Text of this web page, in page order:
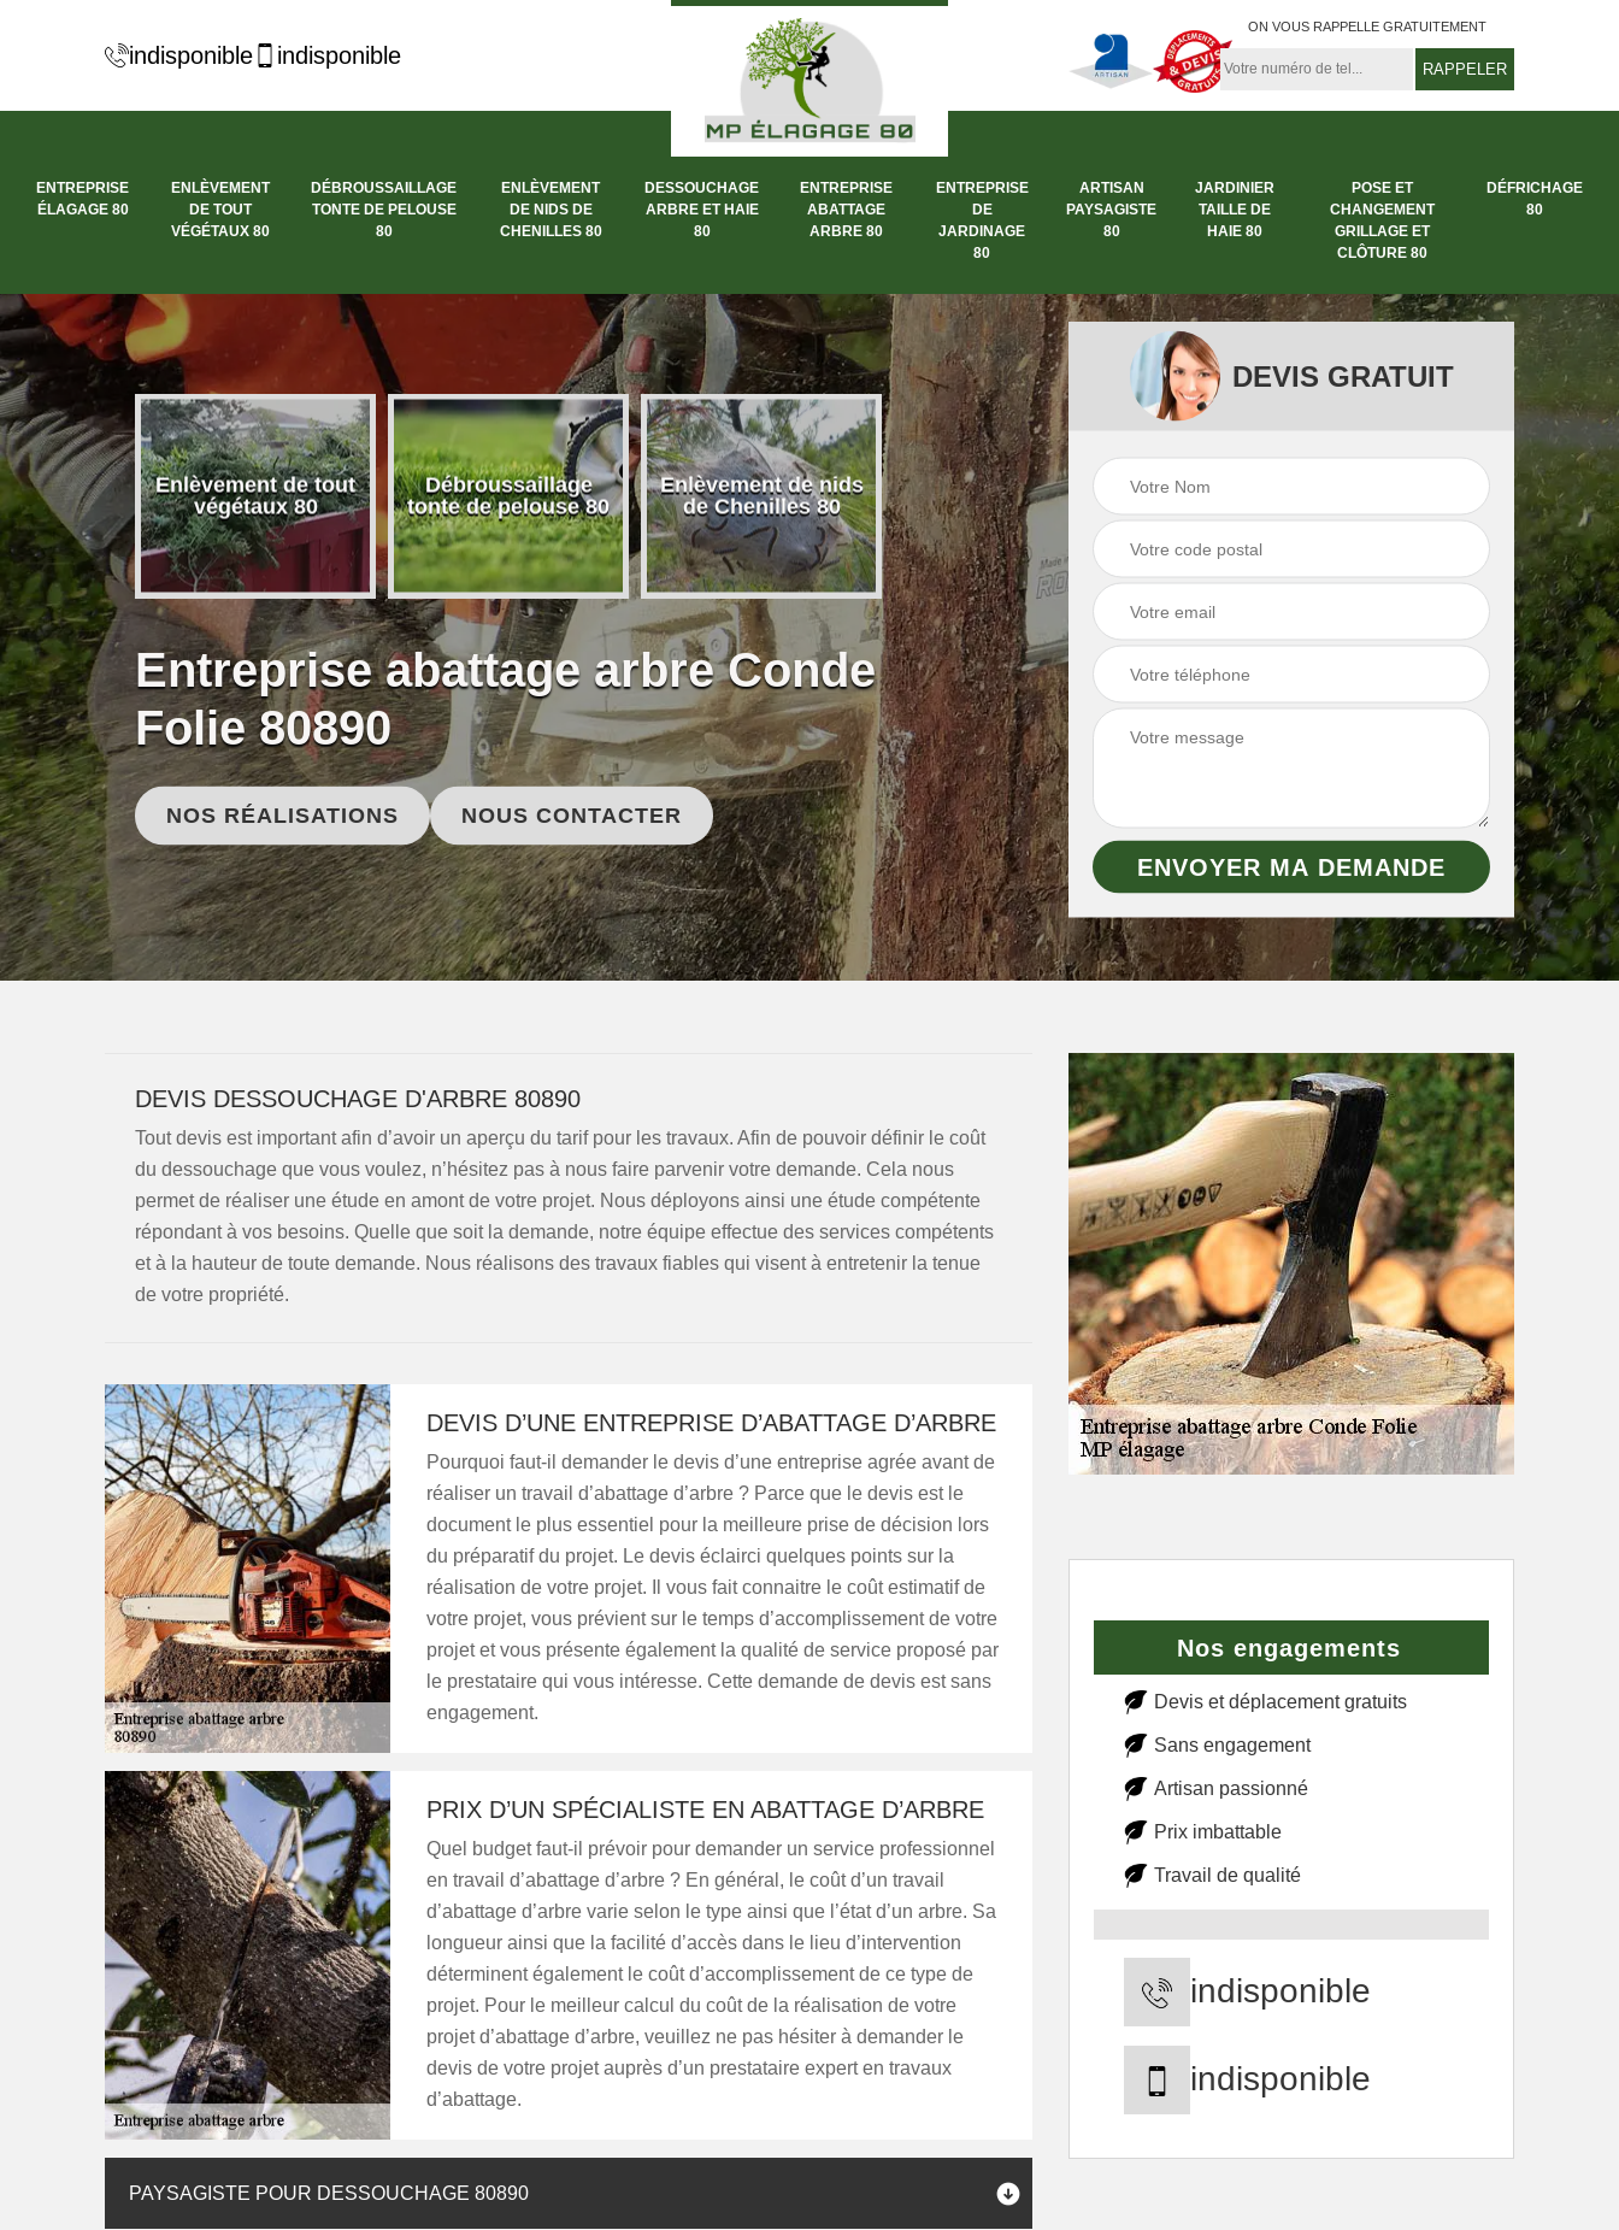
indisponible indisponible
ON VOUS RAPPELLE GRATUITEMENT
ENTREPRISE
ÉLAGAGE 80
ENLÈVEMENT
DE TOUT
VÉGÉTAUX 80
DÉBROUSSAILLAGE
TONTE DE PELOUSE
80
ENLÈVEMENT
DE NIDS DE
CHENILLES 80
DESSOUCHAGE
ARBRE ET HAIE
80
ENTREPRISE
ABATTAGE
ARBRE 80
ENTREPRISE
DE
JARDINAGE
80
ARTISAN
PAYSAGISTE
80
JARDINIER
TAILLE DE
HAIE 80
POSE ET
CHANGEMENT
GRILLAGE ET
CLÔTURE 80
DÉFRICHAGE
80
élagage
Enlèvement de tout
végétaux 80
Débroussaillage
tonte de pelouse 80
Enlèvement de nids
de Chenilles 80
Dessouchage arbre
et haie 80
Entreprise abattage
Entreprise de
jardinage 80
Entreprise abattage arbre Conde
Folie 80890
NOS RÉALISATIONS NOUS CONTACTER
DEVIS GRATUIT
DEVIS DESSOUCHAGE D'ARBRE 80890
Tout devis est important afin d’avoir un aperçu du tarif pour les travaux. Afin de pouvoir définir le coût
du dessouchage que vous voulez, n’hésitez pas à nous faire parvenir votre demande. Cela nous
permet de réaliser une étude en amont de votre projet. Nous déployons ainsi une étude compétente
répondant à vos besoins. Quelle que soit la demande, notre équipe effectue des services compétents
et à la hauteur de toute demande. Nous réalisons des travaux fiables qui visent à entretenir la tenue
de votre propriété.
DEVIS D’UNE ENTREPRISE D’ABATTAGE D’ARBRE
Pourquoi faut-il demander le devis d’une entreprise agrée avant de
réaliser un travail d’abattage d’arbre ? Parce que le devis est le
document le plus essentiel pour la meilleure prise de décision lors
du préparatif du projet. Le devis éclairci quelques points sur la
réalisation de votre projet. Il vous fait connaitre le coût estimatif de
votre projet, vous prévient sur le temps d’accomplissement de votre
projet et vous présente également la qualité de service proposé par
le prestataire qui vous intéresse. Cette demande de devis est sans
engagement.
PRIX D’UN SPÉCIALISTE EN ABATTAGE D’ARBRE
Quel budget faut-il prévoir pour demander un service professionnel
en travail d’abattage d’arbre ? En général, le coût d’un travail
d’abattage d’arbre varie selon le type ainsi que l’état d’un arbre. Sa
longueur ainsi que la facilité d’accès dans le lieu d’intervention
déterminent également le coût d’accomplissement de ce type de
projet. Pour le meilleur calcul du coût de la réalisation de votre
projet d’abattage d’arbre, veuillez ne pas hésiter à demander le
devis de votre projet auprès d’un prestataire expert en travaux
d’abattage.
PAYSAGISTE POUR DESSOUCHAGE 80890
Nos engagements
Devis et déplacement gratuits
Sans engagement
Artisan passionné
Prix imbattable
Travail de qualité
indisponible
indisponible